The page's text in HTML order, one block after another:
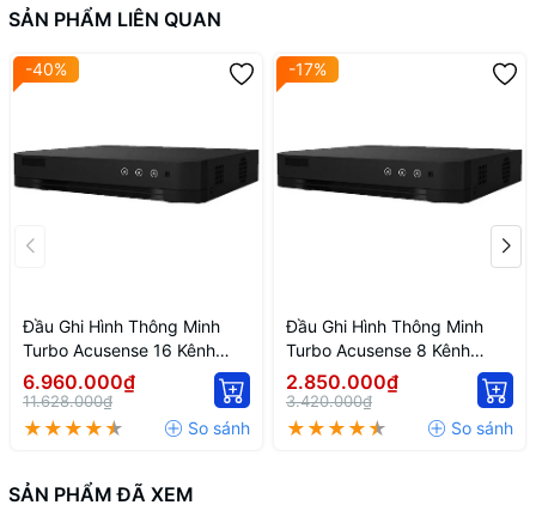
SẢN PHẨM LIÊN QUAN
-40%
Đầu Ghi Hình Thông Minh
Turbo Acusense 16 Kênh
Hikvision IDS-7216HQHI-
M1/FA
6.960.000₫
11.628.000₫
-17%
Đầu Ghi Hình Thông Minh
Turbo Acusense 8 Kênh
Hikvision IDS-7208HQHI-
M1/FA
2.850.000₫
3.420.000₫
SẢN PHẨM ĐÃ XEM